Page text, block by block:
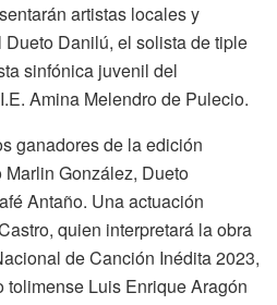
artistas locales y
Danilú, el solista de tiple
sinfónica juvenil del
Amina Melendro de Pulecio.
ganadores de la edición
González, Dueto
Antaño. Una actuación
quien interpretará la obra
de Canción Inédita 2023,
tolimense Luis Enrique Aragón